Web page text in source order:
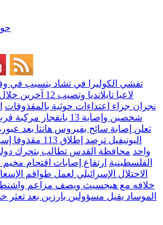
تفشي الكوليرا في تشاد يتسبب في وفاة 13
لاعبا تايلانديا وتصيب 12 آخرين خلال مباراة
نجران جراء اعتداءات حوثية بالمقذوفات
شخصين وإصابة 13 بانفجار مركبة قرب دمشق
تعلن إصابة سائح بفيروس هانتا بعد
اليونيفيل ترصد
واحد محافظة القدس تطالب بتحرك
الفلسطينية
الاحتلال الإسرائيلي لعمل طواقم
خلافه مع هيجسيث ويصف مزاعم
الموساد يقيل مسؤولين بارزين بعد تعثر